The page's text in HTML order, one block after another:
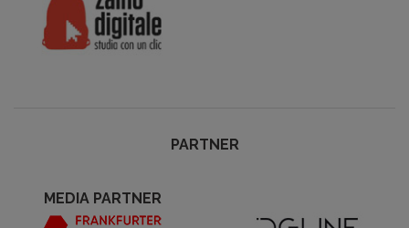
PARTNER
MEDIA PARTNER